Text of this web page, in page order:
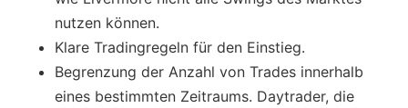
nutzen können.
Klare Tradingregeln für den Einstieg.
Begrenzung der Anzahl von Trades innerhalb
eines bestimmten Zeitraums. Daytrader, die